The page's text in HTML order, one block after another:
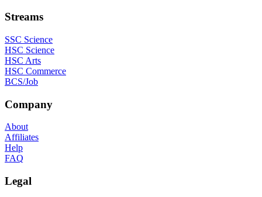
Streams
SSC Science
HSC Science
HSC Arts
HSC Commerce
BCS/Job
Company
About
Affiliates
Help
FAQ
Legal